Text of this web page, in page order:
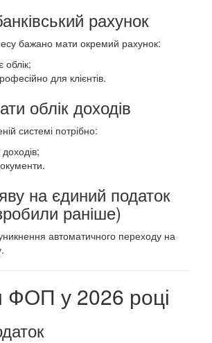
рахунок
бажано мати окремий рахунок:
для клієнтів.
облік доходів
системі потрібно:
доходів;
на єдиний податок
раніше)
автоматичного переходу на
ФОП у 2026 році